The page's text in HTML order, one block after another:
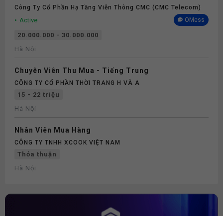
Công Ty Cổ Phần Hạ Tầng Viễn Thông CMC (CMC Telecom)
Active OMess
20.000.000 - 30.000.000
Hà Nội
Chuyên Viên Thu Mua - Tiếng Trung
CÔNG TY CỔ PHẦN THỜI TRANG H VÀ A
15 - 22 triệu
Hà Nội
Nhân Viên Mua Hàng
CÔNG TY TNHH XCOOK VIỆT NAM
Thỏa thuận
Hà Nội